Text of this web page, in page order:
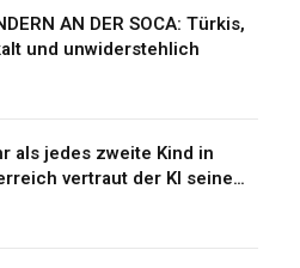
AN DER SOCA: Türkis,
und unwiderstehlich
als jedes zweite Kind in
vertraut der KI seine